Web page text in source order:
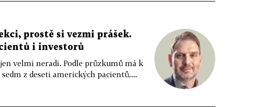
prostě si vezmi prášek.
i investorů
velmi neradi. Podle průzkumů má k
z deseti amerických pacientů....